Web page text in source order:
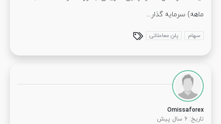
ماهه) سرمایه گذار...
سهام پلن معاملاتی
Omissaforex
تاریخ: 6 سال پیش